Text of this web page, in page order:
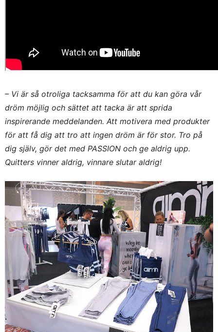
– Vi är så otroliga tacksamma för att du kan göra vår
dröm möjlig och sättet att tacka är att sprida
inspirerande meddelanden. Att motivera med produkter
för att få dig att tro att ingen dröm är för stor. Tro på
dig själv, gör det med PASSION och ge aldrig upp.
Quitters vinner aldrig, vinnare slutar aldrig!